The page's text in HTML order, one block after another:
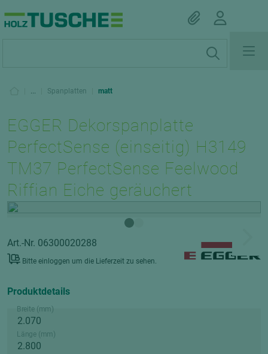
... Spanplatten matt
EGGER Dekorspanplatte
PerfectSense (einseitig) H3149
TM37 PerfectSense Feelwood
Riffian Eiche geräuchert
Art.-Nr. 06300020288
Bitte einloggen um die Lieferzeit zu sehen.
Produktdetails
Breite (mm)
Länge (mm)